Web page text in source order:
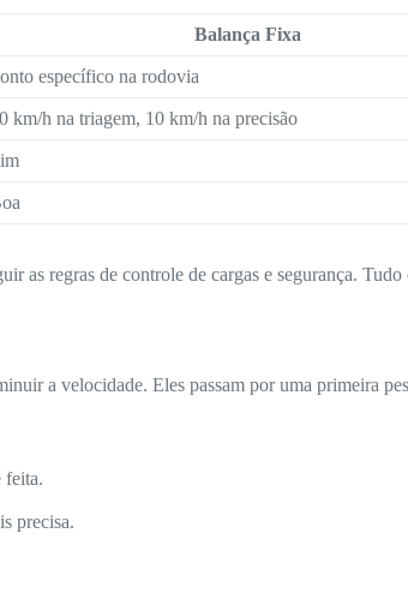
Balança Fixa
específico na rodovia
km/h na triagem, 10 km/h na precisão
as regras de controle de cargas e segurança.
a velocidade. Eles passam por uma primeira
feita.
precisa.